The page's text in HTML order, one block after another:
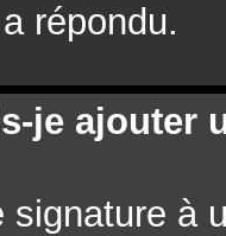
répondu.
je ajouter
signature à